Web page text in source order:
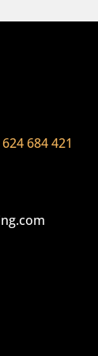
624 684 421